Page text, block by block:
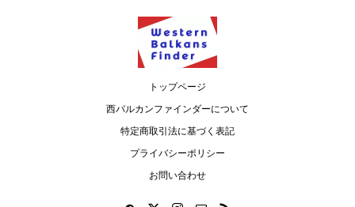
トップページ
西バルカンファインダーについて
特定商取引法に基づく表記
プライバシーポリシー
お問い合わせ